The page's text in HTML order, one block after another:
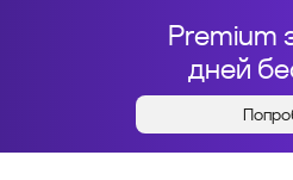
Premium
дней
с номера